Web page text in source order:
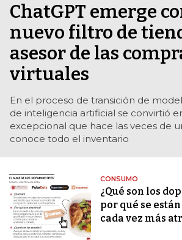
ChatGPT emerge
nuevo filtro de
asesor de las
virtuales
En el proceso de transición de
de inteligencia artificial se convirtió
excepcional que hace las veces de
conoce todo el inventario
CONSUMO
¿Qué son los
por qué se
cada vez más